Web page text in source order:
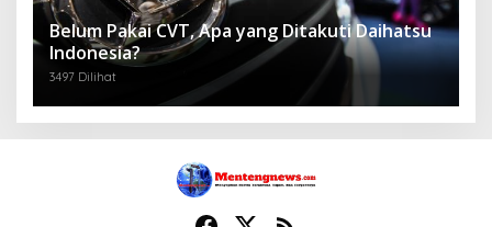
Belum Pakai CVT, Apa yang Ditakuti Daihatsu
Indonesia?
3497 Dilihat